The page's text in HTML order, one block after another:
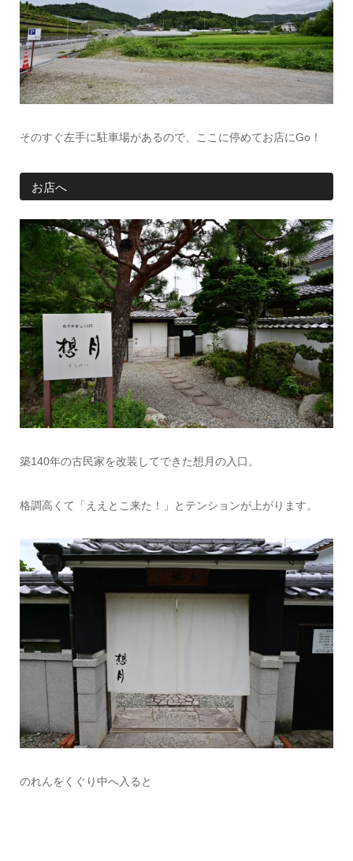
そのすぐ左手に駐車場があるので、ここに停めてお店にGo！
お店へ
築140年の古民家を改装してできた想月の入口。
格調高くて「ええとこ来た！」とテンションが上がります。
のれんをくぐり中へ入ると